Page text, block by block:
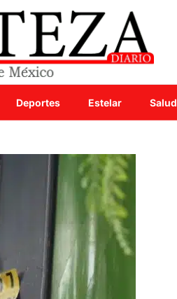
Deportes Estelar Salud